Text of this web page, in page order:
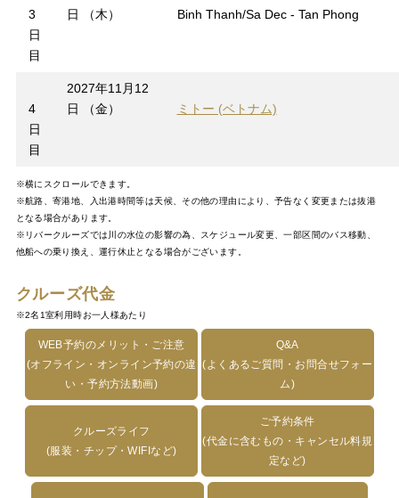
3
日
目
日 （木）
Binh Thanh/Sa Dec - Tan Phong
4
日
目
2027年11月12
日 （金）
ミトー (ベトナム)
※横にスクロールできます。
※航路、寄港地、入出港時間等は天候、その他の理由により、予告なく変更または抜港
となる場合があります。
※リバークルーズでは川の水位の影響の為、スケジュール変更、一部区間のバス移動、
他船への乗り換え、運行休止となる場合がございます。
クルーズ代金
※2名1室利用時お一人様あたり
WEB予約のメリット・ご注意
(オフライン・オンライン予約の違
い・予約方法動画)
Q&A
(よくあるご質問・お問合せフォー
ム)
クルーズライフ
(服装・チップ・WIFIなど)
ご予約条件
(代金に含むもの・キャンセル料規
定など)